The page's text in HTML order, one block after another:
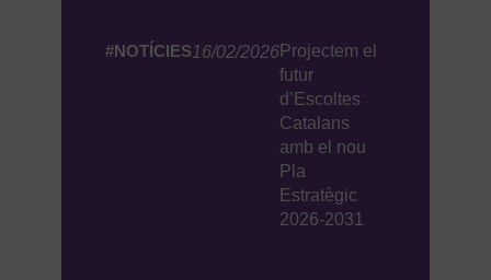
#NOTÍCIES16/02/2026Projectem el
futur
d’Escoltes
Catalans
amb el nou
Pla
Estratègic
2026-2031